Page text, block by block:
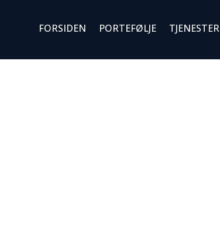
FORSIDEN PORTEFØLJE TJENESTER